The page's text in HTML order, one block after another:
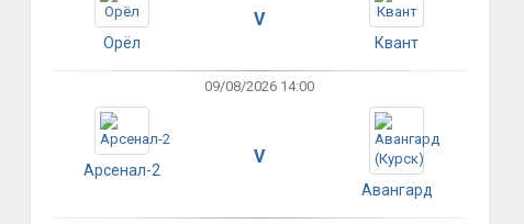
Орёл
V
Квант
09/08/2026 14:00
Арсенал-2
V
Авангард